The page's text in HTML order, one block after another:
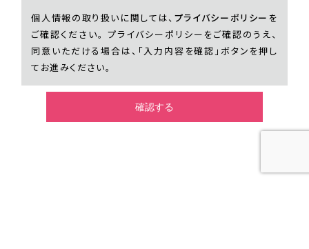
個人情報の取り扱いに関しては、 プライバシーポリシー を
ご確認ください。 プライバシーポリシーをご確認のうえ、
同意いただける場合は、「入力内容を確認」ボタンを押し
てお進みください。